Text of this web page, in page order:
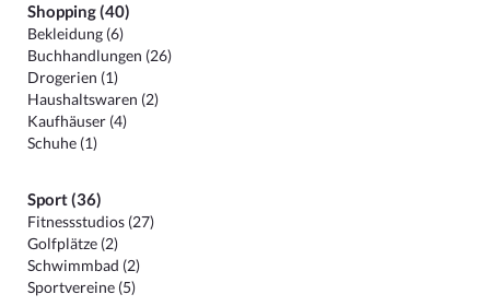
Shopping (40)
Bekleidung (6)
Buchhandlungen (26)
Drogerien (1)
Haushaltswaren (2)
Kaufhäuser (4)
Schuhe (1)
Sport (36)
Fitnessstudios (27)
Golfplätze (2)
Schwimmbad (2)
Sportvereine (5)